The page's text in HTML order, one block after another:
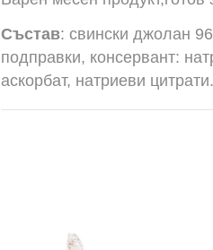
Състав: свински джолан
подправки, консервант:
аскорбат, натриеви цитрати.